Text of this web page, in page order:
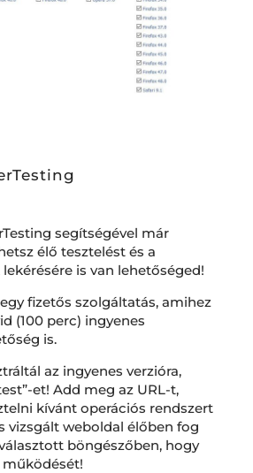
segítségével már
élő tesztelést és a
is van lehetőséged!
fizetős szolgáltatás, amihez
(100 perc) ingyenes
is.
az ingyenes verzióra,
et! Add meg az URL-t,
kívánt operációs rendszert
vizsgált weboldal élőben fog
böngészőben, hogy
működését!